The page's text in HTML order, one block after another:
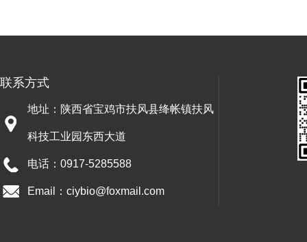
联系方式
地址：陕西省宝鸡市扶风县绛帐镇扶风
科技工业园东西大道
电话：0917-5285588
Email：ciybio@foxmail.com